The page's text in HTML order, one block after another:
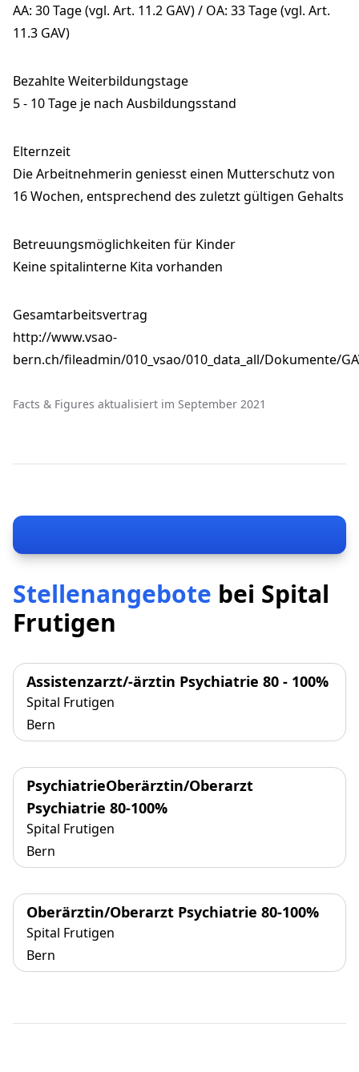
AA: 30 Tage (vgl. Art. 11.2 GAV) / OA: 33 Tage (vgl. Art.
11.3 GAV)
Bezahlte Weiterbildungstage
5 - 10 Tage je nach Ausbildungsstand
Elternzeit
Die Arbeitnehmerin geniesst einen Mutterschutz von
16 Wochen, entsprechend des zuletzt gültigen Gehalts
Betreuungsmöglichkeiten für Kinder
Keine spitalinterne Kita vorhanden
Gesamtarbeitsvertrag
http://www.vsao-
bern.ch/fileadmin/010_vsao/010_data_all/Dokumente/
Facts & Figures aktualisiert im September 2021
Stellenangebote bei Spital
Frutigen
Assistenzarzt/-ärztin Psychiatrie 80 - 100%
Spital Frutigen
Bern
PsychiatrieOberärztin/Oberarzt
Psychiatrie 80-100%
Spital Frutigen
Bern
Oberärztin/Oberarzt Psychiatrie 80-100%
Spital Frutigen
Bern